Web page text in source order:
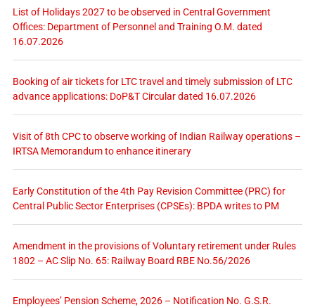
List of Holidays 2027 to be observed in Central Government
Offices: Department of Personnel and Training O.M. dated
16.07.2026
Booking of air tickets for LTC travel and timely submission of LTC
advance applications: DoP&T Circular dated 16.07.2026
Visit of 8th CPC to observe working of Indian Railway operations –
IRTSA Memorandum to enhance itinerary
Early Constitution of the 4th Pay Revision Committee (PRC) for
Central Public Sector Enterprises (CPSEs): BPDA writes to PM
Amendment in the provisions of Voluntary retirement under Rules
1802 – AC Slip No. 65: Railway Board RBE No.56/2026
Employees’ Pension Scheme, 2026 – Notification No. G.S.R.